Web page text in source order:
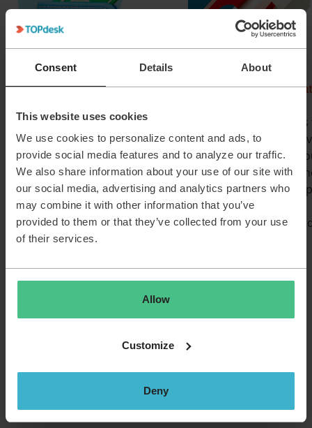
Consent Details About
This website uses cookies
We use cookies to personalize content and ads, to
provide social media features and to analyze our traffic.
We also share information about your use of our site with
our social media, advertising and analytics partners who
may combine it with other information that you’ve
provided to them or that they’ve collected from your use
of their services.
Allow
Customize
Deny
Package salarial flexible
Chez TOPdesk, nous trouvons
important que vous puissiez
composer votre package
salarial vous-même. C’est
pourquoi nous proposons un
système de rémunération
flexible, grâce auquel vous
pouvez consacrer (une partie
divers avantages. Par
supplémentaires, le
remboursement des primes
personnelle et l’aménagement
de votre poste de travail à
domicile.
Un apprentissage
Nous voulons
mieux et continuer
C'est pourquoi nous
proposons chaque
budget de 2500 euros
votre développement
professionnel, en plus